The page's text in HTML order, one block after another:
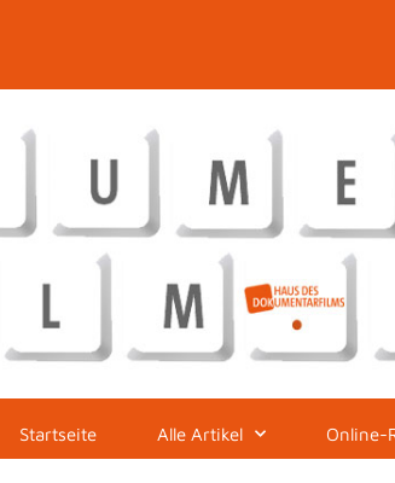
Startseite Alle Artikel Online-